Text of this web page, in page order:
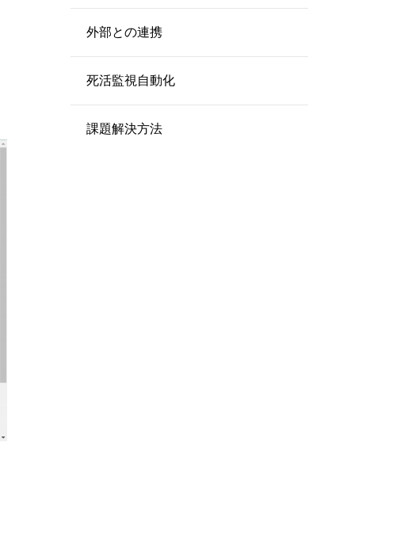
外部との連携
死活監視自動化
課題解決方法